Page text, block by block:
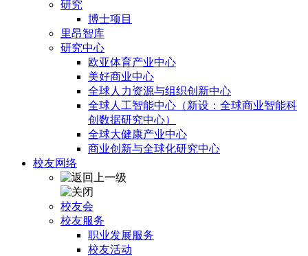
研究
博士项目
里昂智库
研究中心
欧亚体育产业中心
美好商业中心
全球人力资源与组织创新中心
全球人工智能中心（新设：全球商业智能科
创数据研究中心）
全球大健康产业中心
商业创新与全球化研究中心
校友网络
校友会
校友服务
职业发展服务
校友活动